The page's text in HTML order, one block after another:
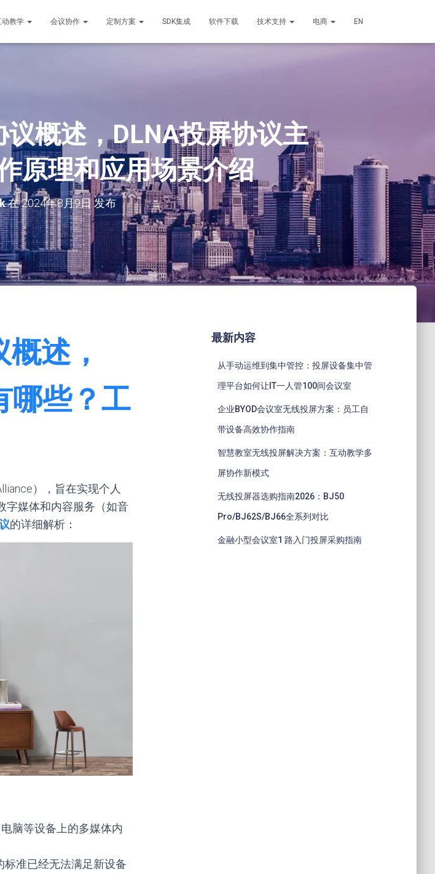
动教学 会议协作 定制方案 SDK集成 软件下载 技术支持 电商 EN
概述，DLNA投屏协议主
原理和应用场景介绍
在2024年8月9日发布
述，
哪些？工
），旨在实现个人
字媒体和内容服务（如音
的详细解析：
脑等设备上的多媒体内
标准已经无法满足新设备
最新内容
从手动运维到集中管控：投屏设备集中管
理平台如何让IT一人管100间会议室
企业BYOD会议室无线投屏方案：员工自
带设备高效协作指南
智慧教室无线投屏解决方案：互动教学多
屏协作新模式
无线投屏器选购指南2026：BJ50
Pro/BJ62S/BJ66全系列对比
金融小型会议室1 路入门投屏采购指南